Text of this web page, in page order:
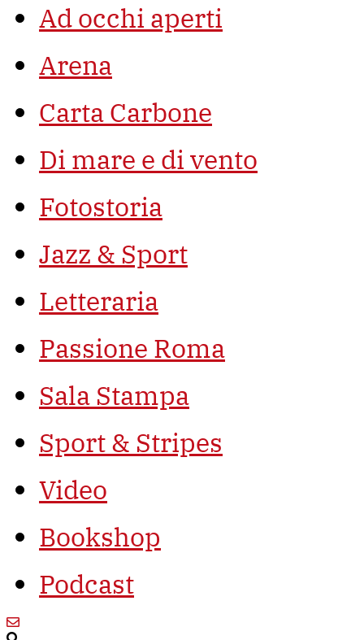
Ad occhi aperti
Arena
Carta Carbone
Di mare e di vento
Fotostoria
Jazz & Sport
Letteraria
Passione Roma
Sala Stampa
Sport & Stripes
Video
Bookshop
Podcast